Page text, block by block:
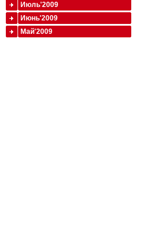
Июль'2009
Июнь'2009
Май'2009